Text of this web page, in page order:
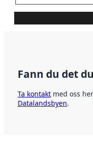
Fann du det
Ta kontakt med oss
Datalandsbyen.